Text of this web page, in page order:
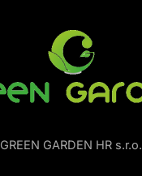
GREEN GARDEN HR s.r.o.